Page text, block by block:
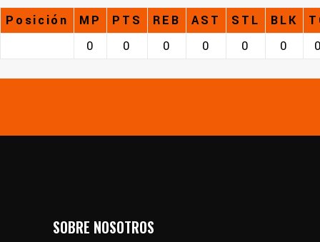
Posición MP PTS REB AST STL BLK
0
0 0 0 0 0
SOBRE NOSOTROS